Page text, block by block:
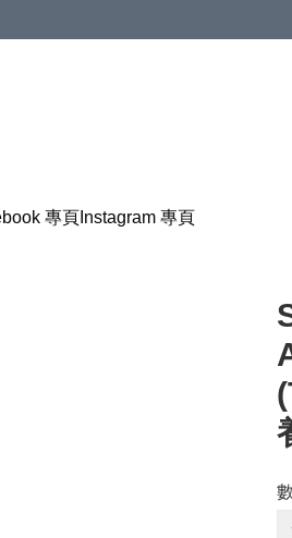
專頁 Instagram 專頁